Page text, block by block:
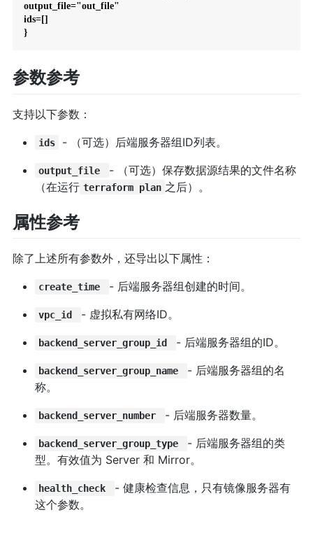
output_file="out_file"
ids=[]
}
参数参考
支持以下参数：
ids - （可选）后端服务器组ID列表。
output_file
- （可选）保存数据源结果的文件名称
（在运行 terraform plan 之后）。
属性参考
除了上述所有参数外，还导出以下属性：
create_time - 后端服务器组创建的时间。
vpc_id - 虚拟私有网络ID。
backend_server_group_id - 后端服务器组的ID。
backend_server_group_name
- 后端服务器组的名
称。
backend_server_number - 后端服务器数量。
backend_server_group_type
- 后端服务器组的类
型。有效值为 Server 和 Mirror。
health_check
- 健康检查信息，只有镜像服务器有
这个参数。